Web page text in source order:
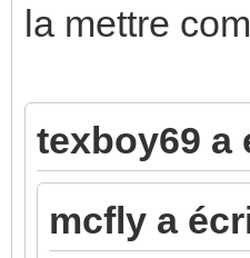
la mettre
texboy69 a
mcfly a